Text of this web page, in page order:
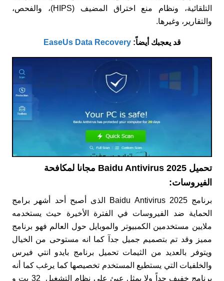
التلقائية، ونظام منع اختراق المضيف (HIPS)، والفحص،
والتقارير، وغيرها.
قد يعجبك أيضاً: EaseUs Data Recovery
تحميل Baidu Antivirus 2025 مجانا لمكافحة
الفيروسات:
برنامج Baidu Antivirus 2025 الذى أصبح أحد أشهر برامج
الحماية ضد الفيروسات في الفترة الأخيرة حيث يستخدمه
ملايين مستخدمين الكمبيوتر والموبايل حول العالم فهو برنامج
مميز وقد تم بتصميم جميل جدآ كما انه مستوحى من الخيال
ويتوفر بالعديد من الثيمات تحميل برنامج بايدو انتي فيرس
والخلفيات التي يستطيع المستخدم تخصيصها كما يرغب كما أنه
برنامج خفيف جداً ولا يمثل عبئ على نظام التشغيل 32 بت و